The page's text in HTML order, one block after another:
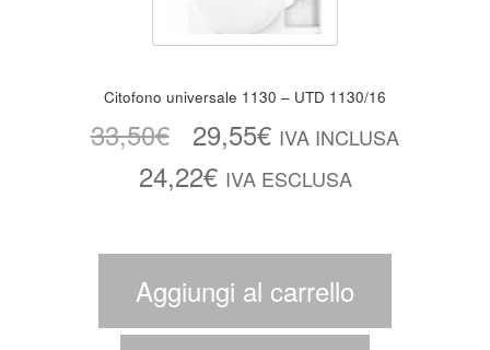
Citofono universale 1130 – UTD 1130/16
33,50€ 29,55€ IVA INCLUSA
24,22€ IVA ESCLUSA
Aggiungi al carrello